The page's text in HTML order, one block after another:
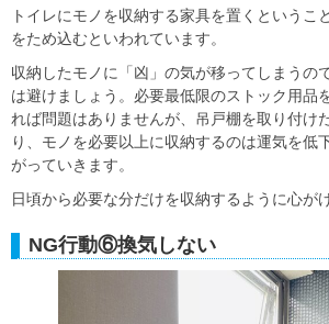
トイレにモノを収納する家具を置くというこ
をため込むといわれています。
収納したモノに「凶」の気が移ってしまうの
は避けましょう。必要最低限のストック用品
れば問題はありませんが、吊戸棚を取り付け
り、モノを必要以上に収納するのは運気を低
がっていきます。
日頃から必要な分だけを収納するように心が
NG行動⑥換気しない